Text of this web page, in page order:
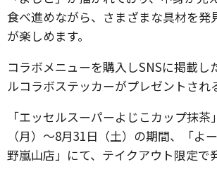
食べ進めながら、さまざまな具材を発
が楽しめます。
コラボメニューを購入しSNSに掲載し
ルコラボステッカーがプレゼントされ
「エッセルスーパーよじこカップ抹茶
（月）～8月31日（土）の期間、「よ
野嵐山店」にて、テイクアウト限定で